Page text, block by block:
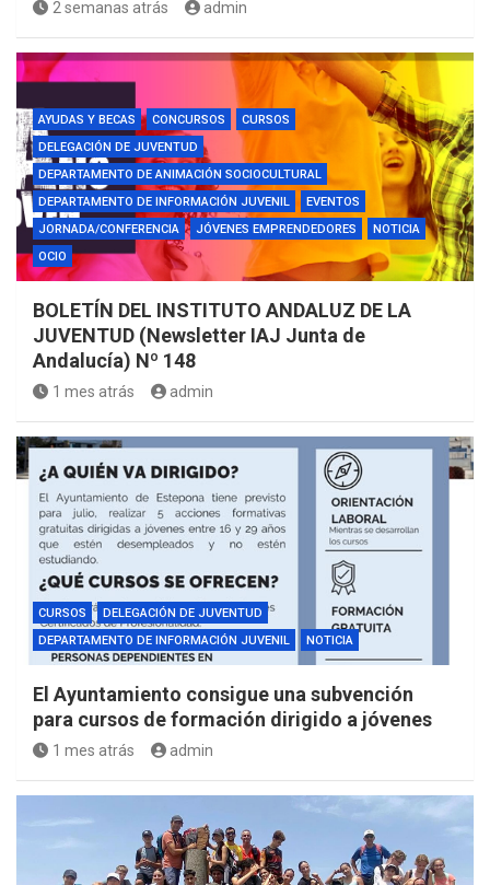
2 semanas atrás admin
AYUDAS Y BECAS CONCURSOS
CURSOS
DELEGACIÓN DE JUVENTUD
DEPARTAMENTO DE ANIMACIÓN SOCIOCULTURAL
DEPARTAMENTO DE INFORMACIÓN JUVENIL
EVENTOS
JORNADA/CONFERENCIA
JÓVENES EMPRENDEDORES
NOTICIA
OCIO
BOLETÍN DEL INSTITUTO ANDALUZ DE LA
JUVENTUD (Newsletter IAJ Junta de
Andalucía) Nº 148
1 mes atrás admin
CURSOS
DELEGACIÓN DE JUVENTUD
DEPARTAMENTO DE INFORMACIÓN JUVENIL
NOTICIA
El Ayuntamiento consigue una subvención
para cursos de formación dirigido a jóvenes
1 mes atrás admin